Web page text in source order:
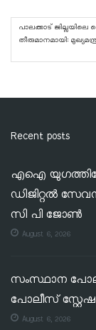
പാലക്കാട്
തീരുമാനമായി:
Recent posts
എഐ
ഡിജിറ്റൽ
സി പി ജോൺ
August 6, 2026
സംസ്ഥാന
പോലീസ്
August 6, 2026